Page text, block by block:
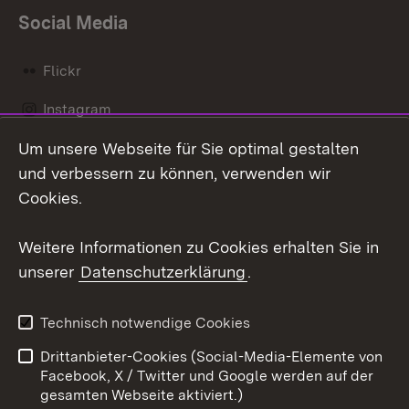
Social Media
Flickr
Instagram
Social Wall
Barrierefreiheit
Benutzungshinweise
Impressum
Cookies
Um unsere Webseite für Sie optimal gestalten
und verbessern zu können, verwenden wir
Cookies.
Weitere Informationen zu Cookies erhalten Sie in
unserer Datenschutzerklärung.
Technisch notwendige Cookies
Drittanbieter-Cookies (Social-Media-Elemente von
Facebook, X / Twitter und Google werden auf der
gesamten Webseite aktiviert.)